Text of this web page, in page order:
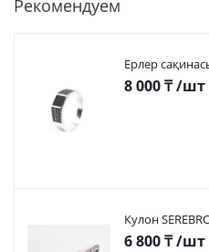
Рекомендуем
Ерлер
8 000₸/шт
Кулон
6 800₸/шт